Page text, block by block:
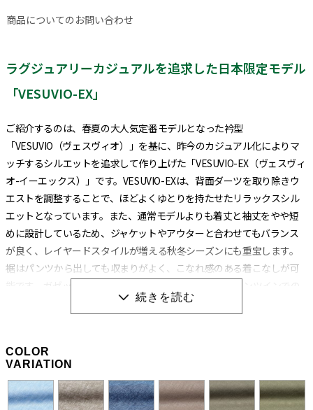
商品についてのお問い合わせ
ラグジュアリーカジュアルを追求した日本限定モデル
「VESUVIO-EX」
ご紹介するのは、春夏の大人気定番モデルとなった衿型
「VESUVIO（ヴェスヴィオ）」を基に、昨今のカジュアル化によりマ
ッチするシルエットを追求して作り上げた「VESUVIO-EX（ヴェスヴィ
オ-イーエックス）」です。VESUVIO-EXは、背面ダーツを取り除きウ
エストを調整することで、ほどよくゆとりを持たせたリラックスシル
エットとなっています。また、通常モデルよりも着丈と袖丈をやや短
めに設計しているため、ジャケットやアウターと合わせてもバランス
が良く、レイヤードスタイルが増える秋冬シーズンにも重宝します。
裾はパンツから出しても収まりがよく、こなれ感のある着こなしが可
着こなしにも対応しています。
カラーとは、衿と前立ての裏部分がオープンカラーのように縫い目の
ない、衿が一枚の生地で出来ている衿型のことです。別名ワンピース
カラーとも呼びます。もともとは南イタリアで生まれたリゾートシャ
COLOR
VARIATION